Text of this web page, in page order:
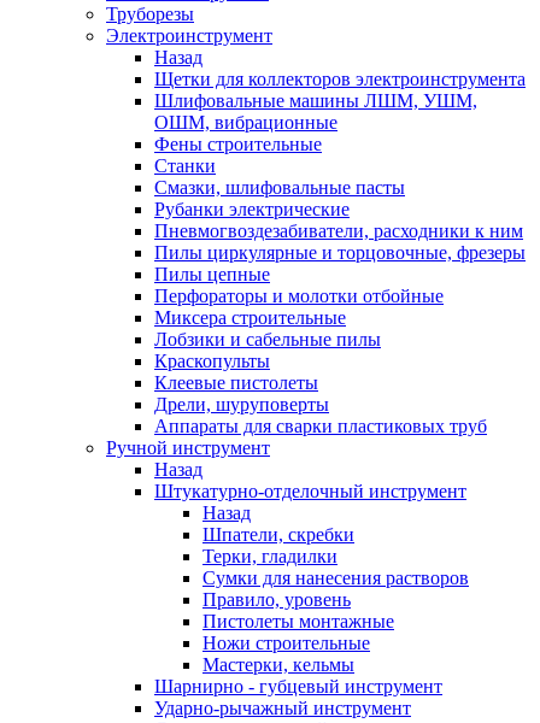
Труборезы
Электроинструмент
Назад
Щетки для коллекторов электроинструмента
Шлифовальные машины ЛШМ, УШМ,
ОШМ, вибрационные
Фены строительные
Станки
Смазки, шлифовальные пасты
Рубанки электрические
Пневмогвоздезабиватели, расходники к ним
Пилы циркулярные и торцовочные, фрезеры
Пилы цепные
Перфораторы и молотки отбойные
Миксера строительные
Лобзики и сабельные пилы
Краскопульты
Клеевые пистолеты
Дрели, шуруповерты
Аппараты для сварки пластиковых труб
Ручной инструмент
Назад
Штукатурно-отделочный инструмент
Назад
Шпатели, скребки
Терки, гладилки
Сумки для нанесения растворов
Правило, уровень
Пистолеты монтажные
Ножи строительные
Мастерки, кельмы
Шарнирно - губцевый инструмент
Ударно-рычажный инструмент